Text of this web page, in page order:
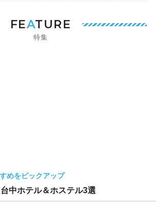
FEATURE
特集
めをピックアップ
中ホテル＆ホステル3選